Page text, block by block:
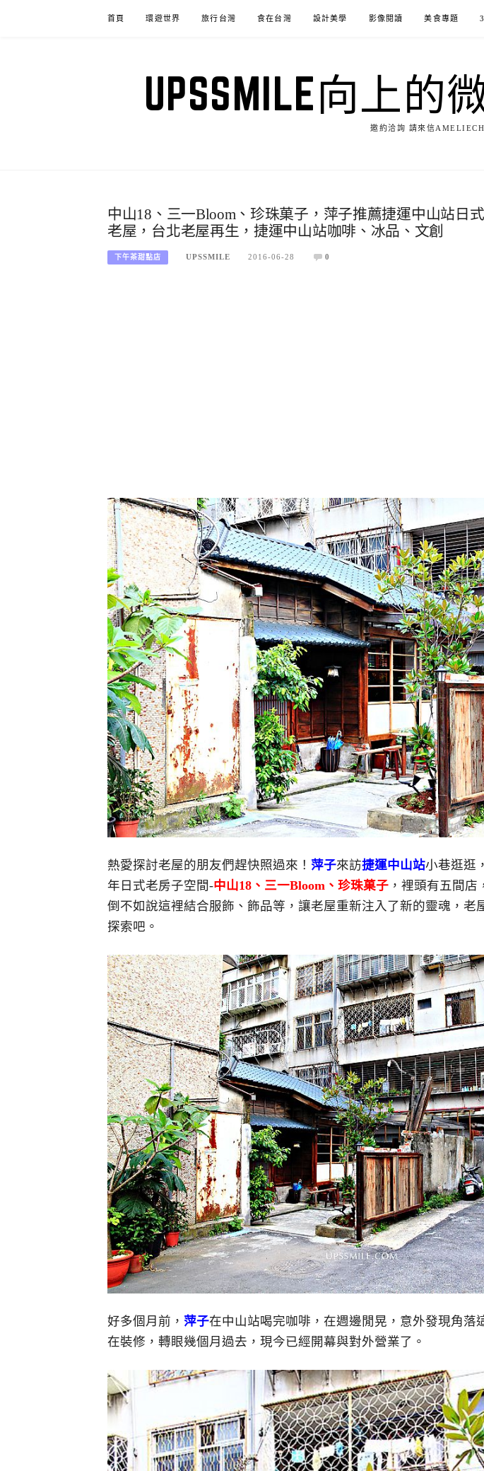
首頁 環遊世界 旅行台灣 食在台灣 設計美學 影像閱讀 美食專題
UPSSMILE向上
邀約洽詢 請來信
中山18、三一Bloom、珍珠菓子，萍子推薦捷運中山站日
老屋，台北老屋再生，捷運中山站咖啡、冰品、文創
下午茶甜點店 UPSSMILE 2016-06-28 0
熱愛探討老屋的朋友們趕快照過來！ 萍子來訪捷運中山站小巷逛逛
年日式老房子空間-中山18、三一Bloom、珍珠菓子 ，裡頭有五間店
倒不如說這裡結合服飾、飾品等，讓老屋重新注入了新的靈魂，老
探索吧。
好多個月前， 萍子在中山站喝完咖啡，在週邊閒晃，意外發現角落
在裝修，轉眼幾個月過去，現今已經開幕與對外營業了。